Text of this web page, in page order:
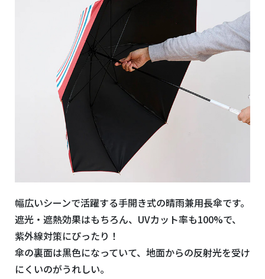
幅広いシーンで活躍する手開き式の晴雨兼用長傘です。
遮光・遮熱効果はもちろん、UVカット率も100%で、
紫外線対策にぴったり！
傘の裏面は黒色になっていて、地面からの反射光を受け
にくいのがうれしい。